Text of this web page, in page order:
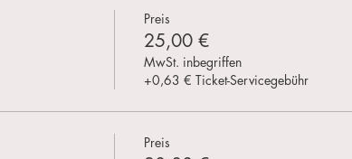
Preis
25,00 €
MwSt. inbegriffen
+0,63 € Ticket-Servicegebühr
Preis